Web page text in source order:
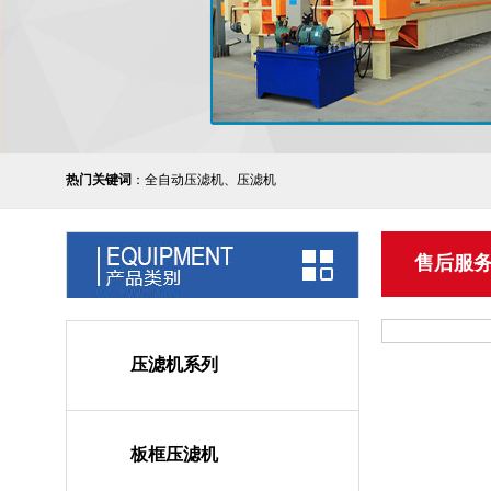
热门关键词 ：全自动压滤机、压滤机
售后服
压滤机系列
板框压滤机